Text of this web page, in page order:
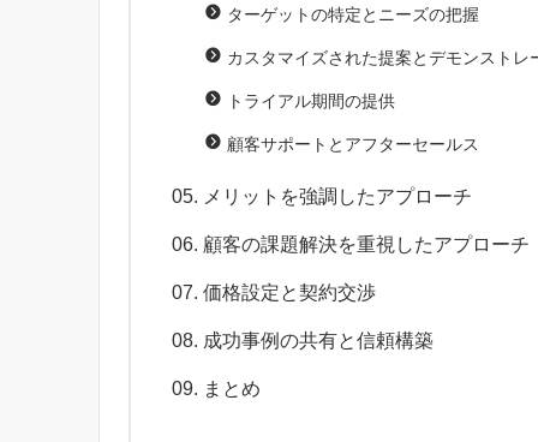
ターゲットの特定とニーズの把握
カスタマイズされた提案とデモンストレ
トライアル期間の提供
顧客サポートとアフターセールス
メリットを強調したアプローチ
顧客の課題解決を重視したアプローチ
価格設定と契約交渉
成功事例の共有と信頼構築
まとめ